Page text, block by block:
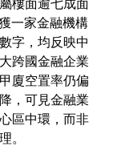
樓面逾七成面
一家金融機構
字，均反映中
跨國金融企業
廈空置率仍偏
，可見金融業
區中環，而非
。